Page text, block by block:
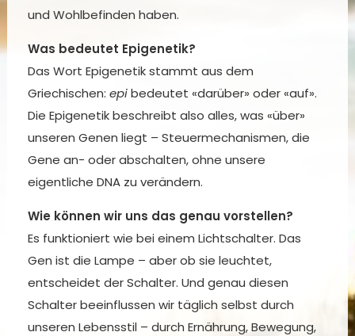
und Wohlbefinden haben.
Was bedeutet Epigenetik?
Das Wort Epigenetik stammt aus dem
Griechischen: epibedeutet «darüber» oder «auf».
Die Epigenetik beschreibt also alles, was «über»
unseren Genen liegt – Steuermechanismen, die
Gene an- oder abschalten, ohne unsere
eigentliche DNA zu verändern.
Wie können wir uns das genau vorstellen?
Es funktioniert wie bei einem Lichtschalter. Das
Gen ist die Lampe – aber ob sie leuchtet,
entscheidet der Schalter. Und genau diesen
Schalter beeinflussen wir täglich selbst durch
unseren Lebensstil – durch Ernährung, Bewegung,